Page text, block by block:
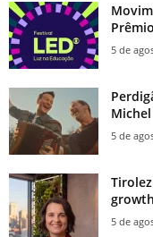
5 de
5 de
growth
5 de